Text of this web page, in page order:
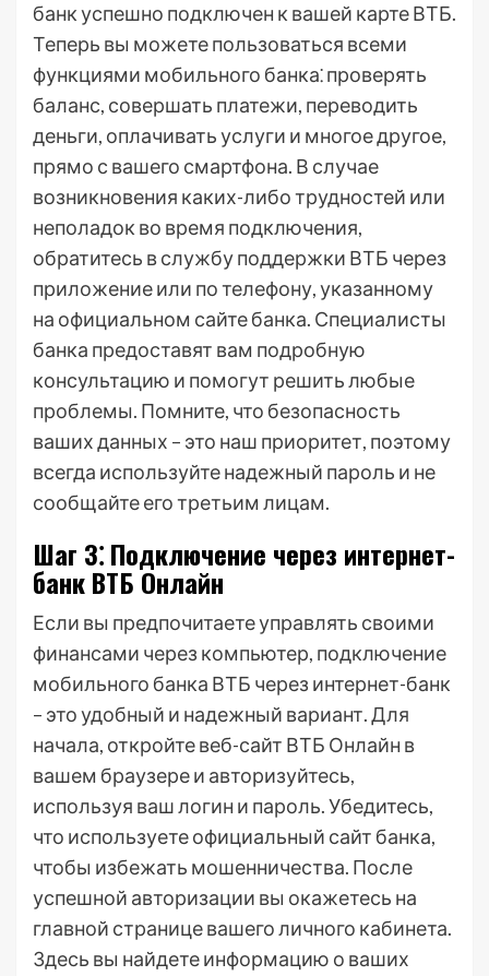
банк успешно подключен к вашей карте ВТБ.
Теперь вы можете пользоваться всеми
функциями мобильного банка⁚ проверять
баланс, совершать платежи, переводить
деньги, оплачивать услуги и многое другое,
прямо с вашего смартфона. В случае
возникновения каких-либо трудностей или
неполадок во время подключения,
обратитесь в службу поддержки ВТБ через
приложение или по телефону, указанному
на официальном сайте банка. Специалисты
банка предоставят вам подробную
консультацию и помогут решить любые
проблемы. Помните, что безопасность
ваших данных – это наш приоритет, поэтому
всегда используйте надежный пароль и не
сообщайте его третьим лицам.
Шаг 3⁚ Подключение через интернет-
банк ВТБ Онлайн
Если вы предпочитаете управлять своими
финансами через компьютер, подключение
мобильного банка ВТБ через интернет-банк
– это удобный и надежный вариант. Для
начала, откройте веб-сайт ВТБ Онлайн в
вашем браузере и авторизуйтесь,
используя ваш логин и пароль. Убедитесь,
что используете официальный сайт банка,
чтобы избежать мошенничества. После
успешной авторизации вы окажетесь на
главной странице вашего личного кабинета.
Здесь вы найдете информацию о ваших